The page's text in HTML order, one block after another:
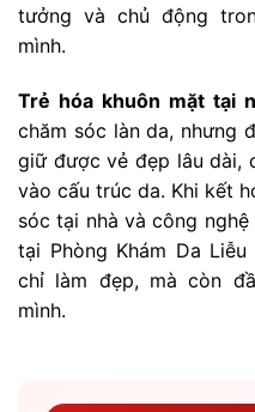
tưởng và chủ động
mình.
Trẻ hóa khuôn mặt tại
chăm sóc làn da, nhưng
giữ được vẻ đẹp lâu dài,
vào cấu trúc da. Khi kết
sóc tại nhà và công
tại Phòng Khám Da
chỉ làm đẹp, mà còn
mình.